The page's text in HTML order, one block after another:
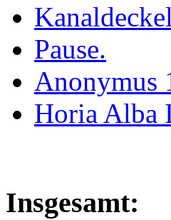
Pause.
Anonymus
Horia Alba
Insgesamt: